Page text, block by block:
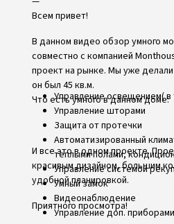
Всем привет!
В данном видео обзор умного
совместно с компанией
проект на рынке. Мы уже
он был 45 кв.м.
Что есть умного в данном доме:
Управление освещением(
Управление шторами
Защита от протечки
Автоматизированный
теплыми полами,
Управление системой
Умный замок
Видеонаблюдение
Управление доп. приборами
И все это в одном проекте.
красивым дизайном, большим
удобной планировкой.
Приятного просмотра!